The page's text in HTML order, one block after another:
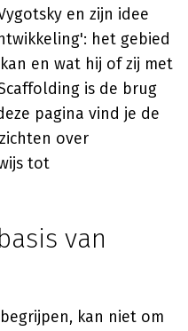
en zijn idee
het gebied
en wat hij of zij met
is de brug
pagina vind je de
over
tot
van
kan niet om